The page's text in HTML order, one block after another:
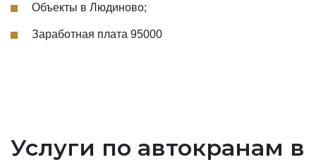
Объекты в Людиново;
Заработная плата 95000
Услуги по автокранам в